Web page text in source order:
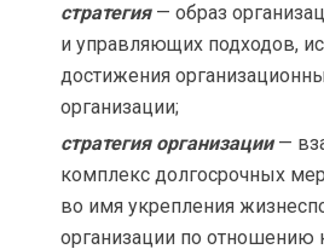
стратегия— образ
и управляющих подходов,
достижения
организации;
стратегия организации—
комплекс долгосрочных
во имя укрепления
организации по отношению